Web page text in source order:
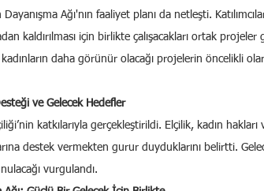
Dayanışma Ağı'nın faaliyet planı da netleşti.
kaldırılması için birlikte çalışacakları ortak
daha görünür olacağı projelerin öncelikli
ve Gelecek Hedefler
katkılarıyla gerçekleştirildi. Elçilik, kadın
destek vermekten gurur duyduklarını belirtti.
vurgulandı.